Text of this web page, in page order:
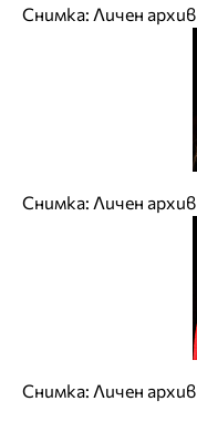
Снимка: Личен архив
Снимка: Личен архив
Снимка: Личен архив